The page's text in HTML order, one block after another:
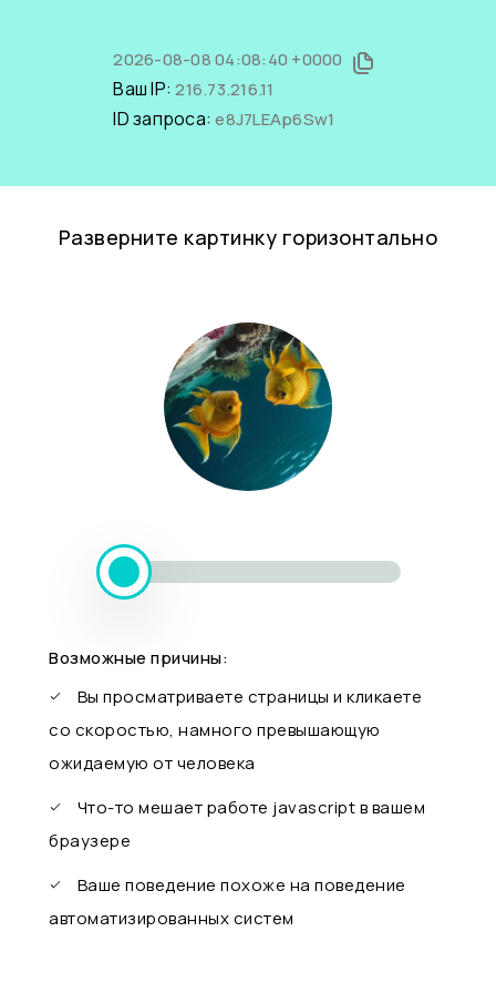
2026-08-08 04:08:40 +0000
Ваш IP:216.73.216.11
ID запроса:e8J7LEAp6Sw1
Разверните картинку горизонтально
Возможные причины:
Вы просматриваете страницы и кликаете
со скоростью, намного превышающую
ожидаемую от человека
Что-то мешает работе javascript в вашем
браузере
Ваше поведение похоже на поведение
автоматизированных систем